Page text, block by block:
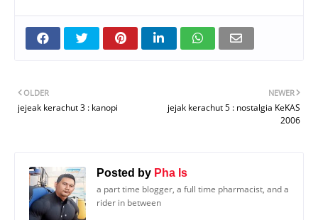
NEWER
jejak kerachut 5 : nostalgia KeKAS
2006
OLDER
jejeak kerachut 3 : kanopi
Posted by Pha Is
a part time blogger, a full time pharmacist, and a
rider in between